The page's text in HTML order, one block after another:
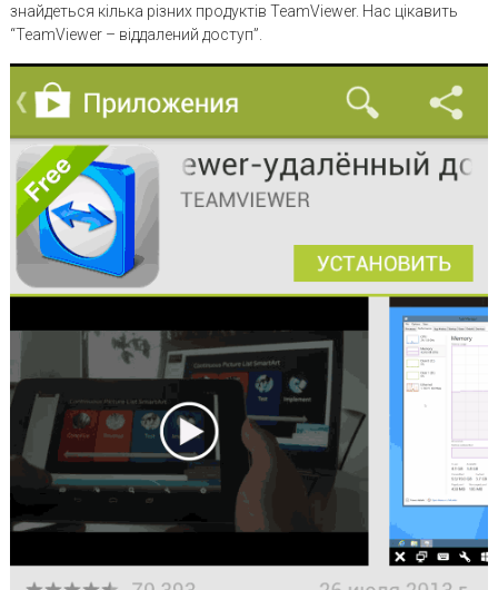
знайдеться кілька різних продуктів TeamViewer. Нас цікавить
“TeamViewer – віддалений доступ”.